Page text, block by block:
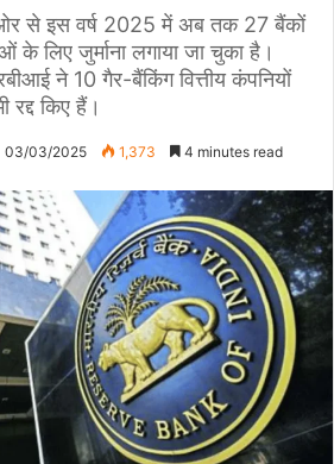
ओर से इस वर्ष 2025 में अब तक 27 बैंकों
के लिए जुर्माना लगाया जा चुका है।
ने 10 गैर-बैंकिंग वित्तीय कंपनियों
किए हैं।
03/03/2025 1,373 4 minutes read